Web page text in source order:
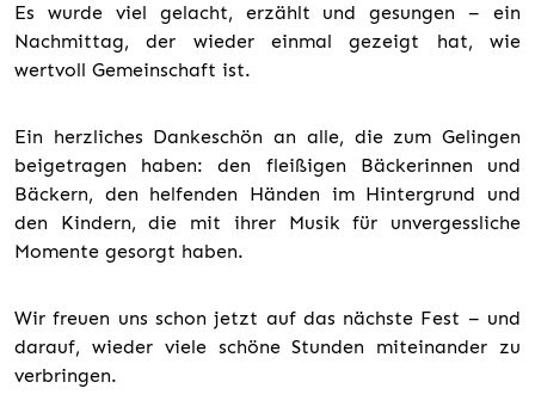
Es wurde viel gelacht, erzählt und gesungen – ein
Nachmittag, der wieder einmal gezeigt hat, wie
wertvoll Gemeinschaft ist.
Ein herzliches Dankeschön an alle, die zum Gelingen
beigetragen haben: den fleißigen Bäckerinnen und
Bäckern, den helfenden Händen im Hintergrund und
den Kindern, die mit ihrer Musik für unvergessliche
Momente gesorgt haben.
Wir freuen uns schon jetzt auf das nächste Fest – und
darauf, wieder viele schöne Stunden miteinander zu
verbringen.